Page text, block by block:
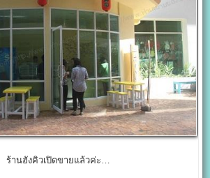
ร้านฮังคิวเปิดขายแล้วค่ะ…